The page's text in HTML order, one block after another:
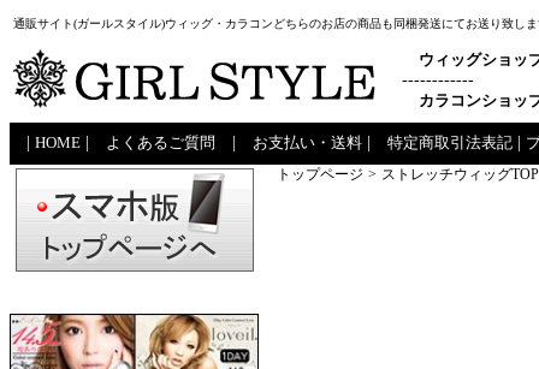
通販サイト(ガールスタイル)ウィッグ・カラコンどちらのお店の商品も同梱発送にてお送り致し
ウィッグショッ
------------
カラコンショッ
HOME よくあるご質問 お支払い・送料 特定商取引法表記
トップページ > ストレッチウィッグTOP